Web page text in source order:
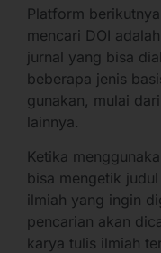
Platform
mencari DOI
jurnal yang bisa
beberapa jenis
gunakan, mulai
lainnya.
Ketika
bisa mengetik
ilmiah yang ingin
pencarian akan
karya tulis ilmiah